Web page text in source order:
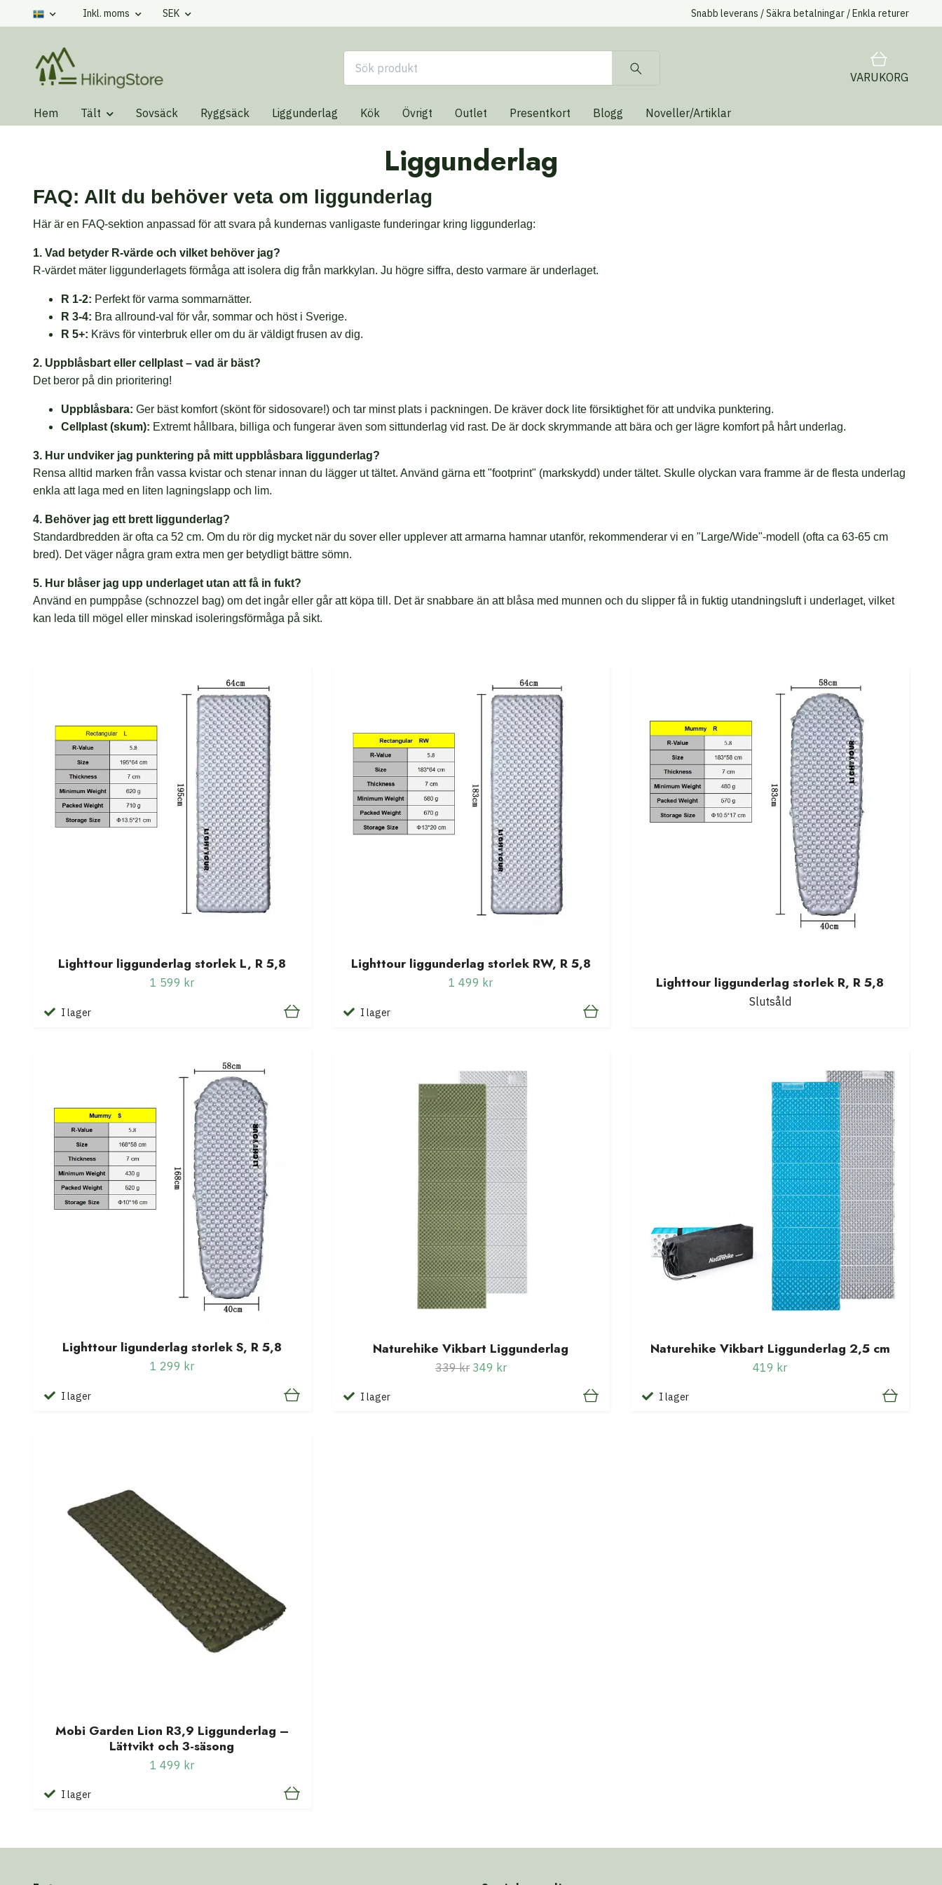
Inkl. moms SEK Snabb leverans / Säkra betalningar / Enkla returer
VARUKORG
Hem Tält Sovsäck Ryggsäck Liggunderlag Kök Övrigt Outlet Presentkort Blogg Noveller/Artiklar
Liggunderlag
FAQ: Allt du behöver veta om liggunderlag
Här är en FAQ-sektion anpassad för att svara på kundernas vanligaste funderingar kring liggunderlag:
1. Vad betyder R-värde och vilket behöver jag?
R-värdet mäter liggunderlagets förmåga att isolera dig från markkylan. Ju högre siffra, desto varmare är underlaget.
R 1-2: Perfekt för varma sommarnätter.
R 3-4: Bra allround-val för vår, sommar och höst i Sverige.
R 5+: Krävs för vinterbruk eller om du är väldigt frusen av dig.
2. Uppblåsbart eller cellplast – vad är bäst?
Det beror på din prioritering!
Uppblåsbara: Ger bäst komfort (skönt för sidosovare!) och tar minst plats i packningen. De kräver dock lite försiktighet för att undvika punktering.
Cellplast (skum): Extremt hållbara, billiga och fungerar även som sittunderlag vid rast. De är dock skrymmande att bära och ger lägre komfort på hårt underlag.
3. Hur undviker jag punktering på mitt uppblåsbara liggunderlag?
Rensa alltid marken från vassa kvistar och stenar innan du lägger ut tältet. Använd gärna ett "footprint" (markskydd) under tältet. Skulle olyckan vara framme är de flesta underlag
enkla att laga med en liten lagningslapp och lim.
4. Behöver jag ett brett liggunderlag?
Standardbredden är ofta ca 52 cm. Om du rör dig mycket när du sover eller upplever att armarna hamnar utanför, rekommenderar vi en "Large/Wide"-modell (ofta ca 63-65 cm
bred). Det väger några gram extra men ger betydligt bättre sömn.
5. Hur blåser jag upp underlaget utan att få in fukt?
Använd en pumppåse (schnozzel bag) om det ingår eller går att köpa till. Det är snabbare än att blåsa med munnen och du slipper få in fuktig utandningsluft i underlaget, vilket
kan leda till mögel eller minskad isoleringsförmåga på sikt.
Lighttour liggunderlag storlek L, R 5,8
1 599 kr
I lager
Lighttour liggunderlag storlek RW, R 5,8
1 499 kr
I lager
Lighttour liggunderlag storlek R, R 5,8
Slutsåld
Lighttour ligunderlag storlek S, R 5,8
1 299 kr
I lager
Naturehike Vikbart Liggunderlag
339 kr 349 kr
I lager
Naturehike Vikbart Liggunderlag 2,5 cm
419 kr
I lager
Mobi Garden Lion R3,9 Liggunderlag –
Lättvikt och 3-säsong
1 499 kr
I lager